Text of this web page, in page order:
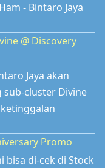
- Bintaro Jaya
@ Discovery
Jaya akan
sub-cluster Divine
ketinggalan
Promo
bisa di-cek di Stock